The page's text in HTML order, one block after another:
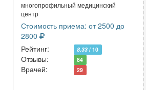
многопрофильный медицинский
центр
Стоимость приема: от 2500 до
2800
Рейтинг:
8.33 / 10
Отзывы: 84
Врачей: 29